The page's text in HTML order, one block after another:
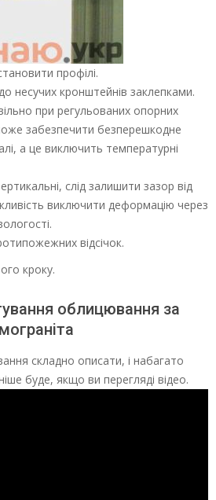
профілі.
несучих кронштейнів заклепками.
при регульованих опорних
забезпечити безперешкодне
а це виключить температурні
слід залишити зазор від
виключити деформацію через
відсічок.
кроку.
облицювання за
складно описати, і набагато
буде, якщо ви перегляді відео.